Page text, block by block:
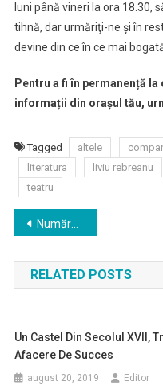
luni până vineri la ora 18.30,
tihnă, dar urmăriţi-ne şi în
devine din ce în ce mai
Pentru a fi în permanență
informații din orașul tău,
Tagged altele
literatura
liviu rebreanu
teatru
Navigare
în
articole
Numărul personalului medico-sanitar de la SCJU Mureş, intrat în autoizolare, se ridică la 102 persoane
RELATED POSTS
Un Castel Din Secolul XVII,
Afacere De Succes
august 20, 2019 Editor